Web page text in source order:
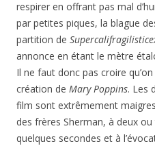
respirer en offrant pas mal
par petites piques, la blague
partition de
annonce en étant le mètre
Il ne faut donc pas croire
création de Mary Poppins. Les
film sont extrêmement
des frères Sherman, à deux
quelques secondes et à